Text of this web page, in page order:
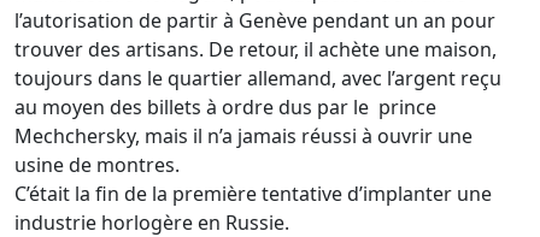
l’autorisation de partir à Genève pendant un an pour
trouver des artisans. De retour, il achète une maison,
toujours dans le quartier allemand, avec l’argent reçu
au moyen des billets à ordre dus par le prince
Mechchersky, mais il n’a jamais réussi à ouvrir une
usine de montres.
C’était la fin de la première tentative d’implanter une
industrie horlogère en Russie.